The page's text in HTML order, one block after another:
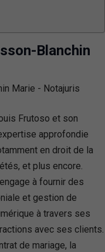
Blanchin
Frutoso et son
approfondie
en droit de la
et plus encore.
à fournir des
et gestion de
à travers ses
avec ses clients.
de mariage, la